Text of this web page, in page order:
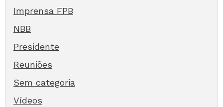
Imprensa FPB
NBB
Presidente
Reuniões
Sem categoria
Vídeos